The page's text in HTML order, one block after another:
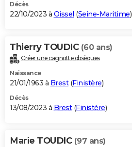
Décès
22/10/2023 à Oissel (Seine-Maritime)
Thierry TOUDIC (60 ans)
Créer une cagnotte obsèques
Naissance
21/01/1963 à Brest(Finistère)
Décès
13/08/2023 à Brest(Finistère)
Marie TOUDIC (97 ans)